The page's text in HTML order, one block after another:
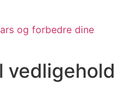
og forbedre dine
vedligehold